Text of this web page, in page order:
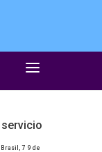
servicio
7 9 de